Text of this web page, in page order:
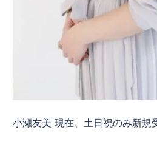
小瀬友美 現在、土日祝のみ新